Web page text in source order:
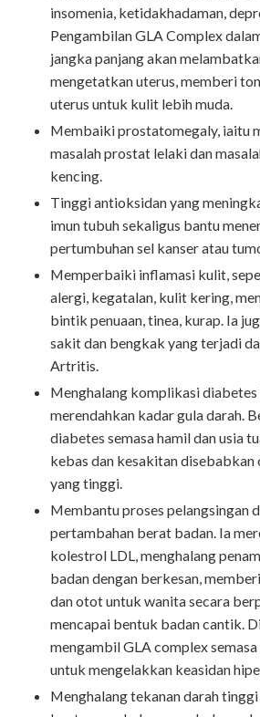
insomenia, ketidakhadaman,
Pengambilan GLA Complex
jangka panjang akan
mengetatkan uterus, memberi
uterus untuk kulit lebih muda.
Membaiki prostatomegaly, iaitu
masalah prostat lelaki dan
kencing.
Tinggi antioksidan yang
imun tubuh sekaligus bantu
pertumbuhan sel kanser atau
Memperbaiki inflamasi kulit,
alergi, kegatalan, kulit kering,
bintik penuaan, tinea, kurap. Ia
sakit dan bengkak yang terjadi
Artritis.
Menghalang komplikasi
merendahkan kadar gula darah.
diabetes semasa hamil dan usia
kebas dan kesakitan disebabkan
yang tinggi.
Membantu proses pelangsingan
pertambahan berat badan. Ia
kolestrol LDL, menghalang
badan dengan berkesan,
dan otot untuk wanita secara
mencapai bentuk badan cantik.
mengambil GLA complex
untuk mengelakkan keasidan
Menghalang tekanan darah